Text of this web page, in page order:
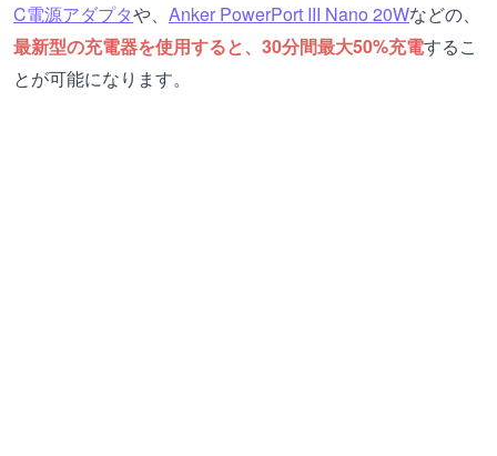
C電源アダプタや、 Anker PowerPort III Nano 20Wなどの、
最新型の充電器を使用すると、30分間最大50%充電するこ
とが可能になります。